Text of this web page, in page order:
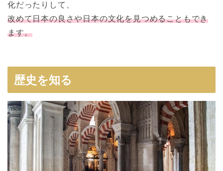
化だったりして、
改めて日本の良さや日本の文化を見つめることもでき
ます。
歴史を知る